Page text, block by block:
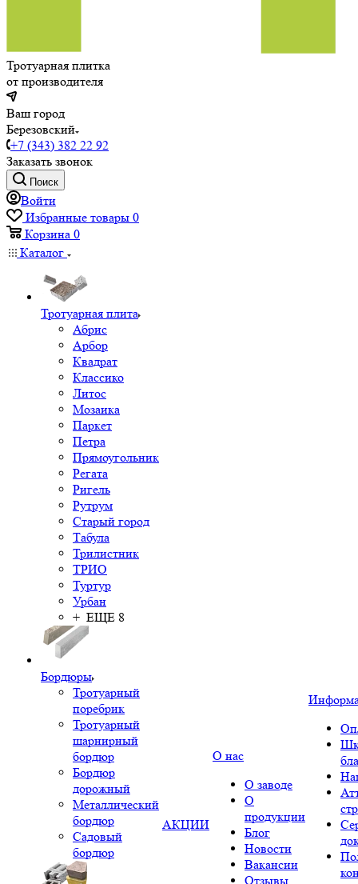
Тротуарная плитка
от производителя
Ваш город
Березовский
+7 (343) 382 22 92
Заказать звонок
Поиск
Войти
Избранные товары 0
Корзина 0
Каталог
Тротуарная плита
Абрис
Арбор
Квадрат
Классико
Литос
Мозаика
Паркет
Петра
Прямоугольник
Регата
Ригель
Рутрум
Старый город
Табула
Трилистник
ТРИО
Туртур
Урбан
+ ЕЩЕ 8
Бордюры
Тротуарный
поребрик
Тротуарный
шарнирный
бордюр
Бордюр
дорожный
Металлический
бордюр
Садовый
бордюр
АКЦИИ
О нас
О заводе
О
продукции
Блог
Новости
Вакансии
Отзывы